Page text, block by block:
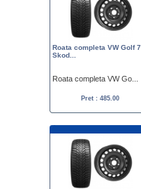
Roata completa VW Golf 7,
Skod...
Roata completa VW Go...
Pret : 485.00